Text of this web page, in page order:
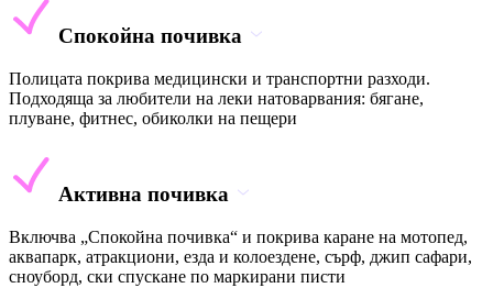
Спокойна почивка
Полицата покрива медицински и транспортни разходи.
Подходяща за любители на леки натоварвания: бягане,
плуване, фитнес, обиколки на пещери
Активна почивка
Включва „Спокойна почивка“ и покрива каране на мотопед,
аквапарк, атракциони, езда и колоездене, сърф, джип сафари,
сноуборд, ски спускане по маркирани писти